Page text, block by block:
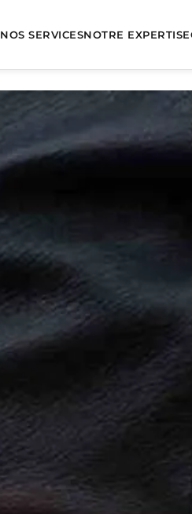
NOS SERVICESNOTRE EXPERTISE